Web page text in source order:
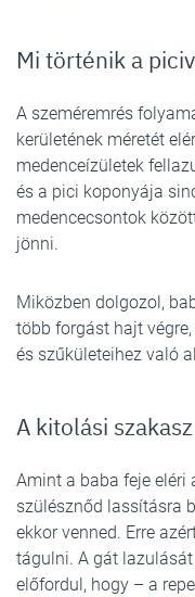
Mi történik a
A szeméremrés
kerületének méretét
medenceízületek
és a pici koponyája
medencecsontok
jönni.
Miközben dolgozol,
több forgást hajt
és szűkületeihez való
A kitolási
Amint a baba feje eléri
szülésznőd lassításra
ekkor venned. Erre
tágulni. A gát
előfordul, hogy – a